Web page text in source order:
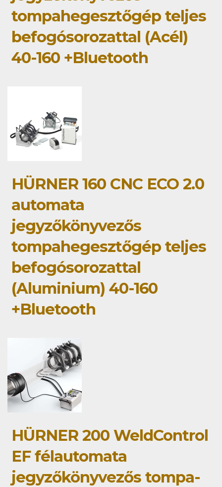
tompahegesztőgép teljes
befogósorozattal (Acél)
40-160 +Bluetooth
HÜRNER 160 CNC ECO 2.0
automata
jegyzőkönyvezős
tompahegesztőgép teljes
befogósorozattal
(Aluminium) 40-160
+Bluetooth
HÜRNER 200 WeldControl
EF félautomata
jegyzőkönyvezős tompa-